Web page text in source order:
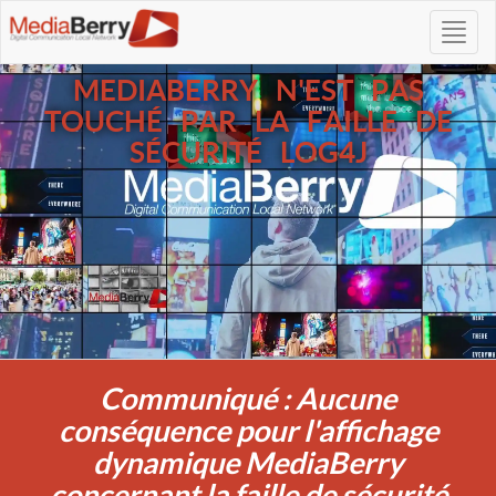
MEDIABERRY N'EST PAS
TOUCHÉ PAR LA FAILLE DE
SÉCURITÉ LOG4J
Communiqué : Aucune
conséquence pour l'affichage
dynamique MediaBerry